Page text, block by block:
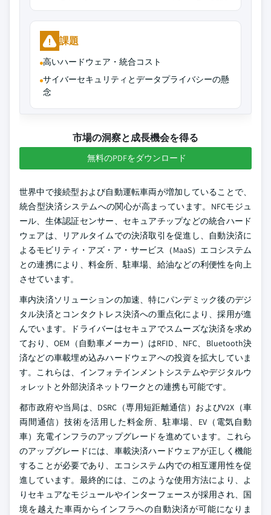
課題
高いハードウェア・統合コスト
サイバーセキュリティとデータプライバシーの懸
念
市場の洞察と成長機会を得る
無料のPDFをダウンロード
世界中で接続型および自動運転車両が増加していることで、
統合型決済システムへの関心が高まっています。NFCモジュ
ール、生体認証センサー、セキュアチップなどの統合ハード
ウェアは、リアルタイムでの決済取引を促進し、自動決済に
よるモビリティ・アズ・ア・サービス（MaaS）エコシステム
との連携により、料金所、駐車場、給油などの利便性を向上
させています。
車内決済ソリューションの加速、特にパンデミック後のデジ
タル決済とコンタクトレス決済への重点化により、採用が進
んでいます。ドライバーはセキュアでスムーズな決済を求め
ており、OEM（自動車メーカー）はRFID、NFC、Bluetooth決
済などの車載埋め込みハードウェアへの投資を拡大していま
す。これらは、インフォテインメントシステムやデジタルウ
ォレットと外部決済ネットワークとの連携も可能です。
都市政府や当局は、DSRC（専用短距離通信）およびV2X（車
両間通信）技術を活用した料金所、駐車場、EV（電気自動
車）充電インフラのアップグレードを進めています。これら
のアップグレードには、車載決済ハードウェアが正しく機能
することが必要であり、エコシステム内での相互運用性を促
進しています。最終的には、このような使用方法により、よ
りセキュアなモジュールやインターフェースが採用され、国
境を越えた車両からインフラへの自動決済が可能になりま